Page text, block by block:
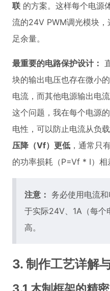
联 的方案。这样每个电源
流的24V PWM调光模块
足余量。
最重要的电路保护设计：
块的输出电压也存在微小
电流，而其他电源输出电
这个问题，我在每个电源的
电性，可以防止电流从负
压降（Vf）更低 ，通常只
的功率损耗（P=Vf * I）
注意： 务必使用电流
于实际24V、1A（每个
高。
3. 制作工艺详解